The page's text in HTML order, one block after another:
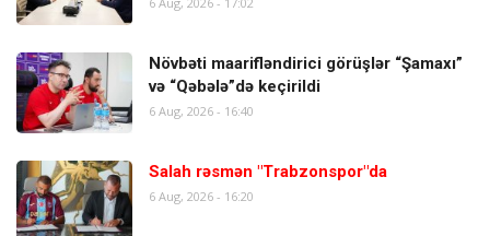
Növbəti maarifləndirici görüşlər “Şamaxı”
və “Qəbələ”də keçirildi
6 Aug, 2026 - 16:40
Salah rəsmən "Trabzonspor"da
6 Aug, 2026 - 16:20